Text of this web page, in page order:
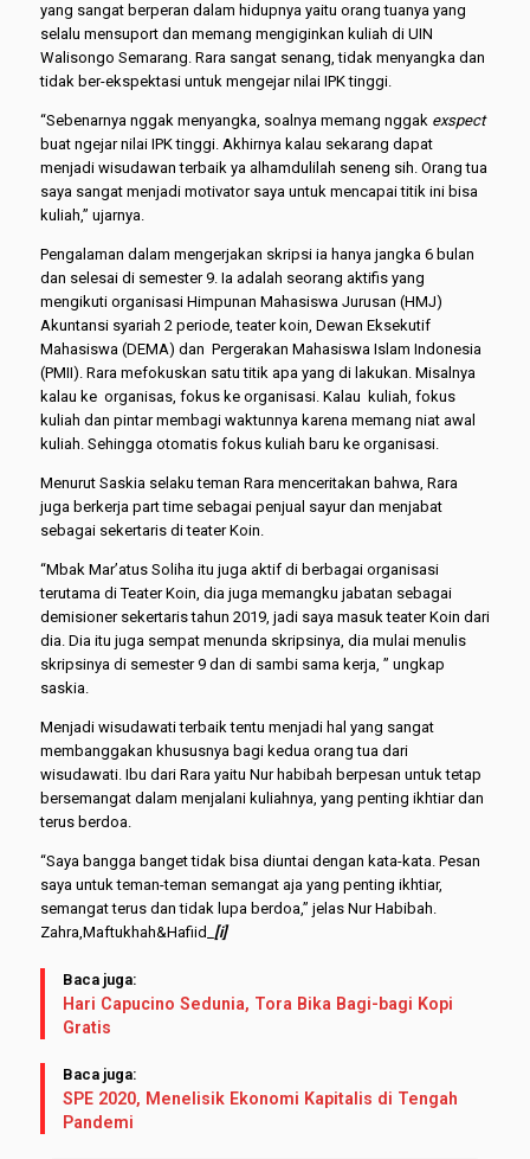
yang sangat berperan dalam hidupnya yaitu orang tuanya yang
selalu mensuport dan memang mengiginkan kuliah di UIN
Walisongo Semarang. Rara sangat senang, tidak menyangka dan
tidak ber-ekspektasi untuk mengejar nilai IPK tinggi.
“Sebenarnya nggak menyangka, soalnya memang nggak exspect
buat ngejar nilai IPK tinggi. Akhirnya kalau sekarang dapat
menjadi wisudawan terbaik ya alhamdulilah seneng sih. Orang tua
saya sangat menjadi motivator saya untuk mencapai titik ini bisa
kuliah,” ujarnya.
Pengalaman dalam mengerjakan skripsi ia hanya jangka 6 bulan
dan selesai di semester 9. Ia adalah seorang aktifis yang
mengikuti organisasi Himpunan Mahasiswa Jurusan (HMJ)
Akuntansi syariah 2 periode, teater koin, Dewan Eksekutif
Mahasiswa (DEMA) dan Pergerakan Mahasiswa Islam Indonesia
(PMII). Rara mefokuskan satu titik apa yang di lakukan. Misalnya
kalau ke organisas, fokus ke organisasi. Kalau kuliah, fokus
kuliah dan pintar membagi waktunnya karena memang niat awal
kuliah. Sehingga otomatis fokus kuliah baru ke organisasi.
Menurut Saskia selaku teman Rara menceritakan bahwa, Rara
juga berkerja part time sebagai penjual sayur dan menjabat
sebagai sekertaris di teater Koin.
“Mbak Mar’atus Soliha itu juga aktif di berbagai organisasi
terutama di Teater Koin, dia juga memangku jabatan sebagai
demisioner sekertaris tahun 2019, jadi saya masuk teater Koin dari
dia. Dia itu juga sempat menunda skripsinya, dia mulai menulis
skripsinya di semester 9 dan di sambi sama kerja, ” ungkap
saskia.
Menjadi wisudawati terbaik tentu menjadi hal yang sangat
membanggakan khususnya bagi kedua orang tua dari
wisudawati. Ibu dari Rara yaitu Nur habibah berpesan untuk tetap
bersemangat dalam menjalani kuliahnya, yang penting ikhtiar dan
terus berdoa.
“Saya bangga banget tidak bisa diuntai dengan kata-kata. Pesan
saya untuk teman-teman semangat aja yang penting ikhtiar,
semangat terus dan tidak lupa berdoa,” jelas Nur Habibah.
Zahra,Maftukhah&Hafiid_ [i]
Baca juga:
Hari Capucino Sedunia, Tora Bika Bagi-bagi Kopi
Gratis
Baca juga:
SPE 2020, Menelisik Ekonomi Kapitalis di Tengah
Pandemi